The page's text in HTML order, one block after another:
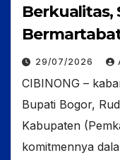
Berkualitas,
29/07/2026
CIBINONG –
Bupati Bogor,
Kabupaten
komitmennya